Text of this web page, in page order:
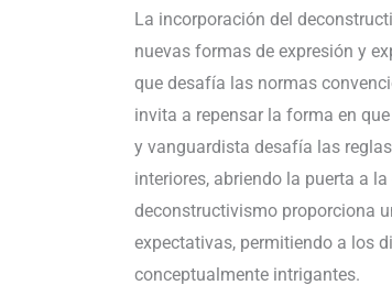
La incorporación del
nuevas formas de expresión y
que desafía las normas
invita a repensar la forma en
y vanguardista desafía las
interiores, abriendo la puerta a
deconstructivismo proporciona
expectativas, permitiendo a los
conceptualmente intrigantes.